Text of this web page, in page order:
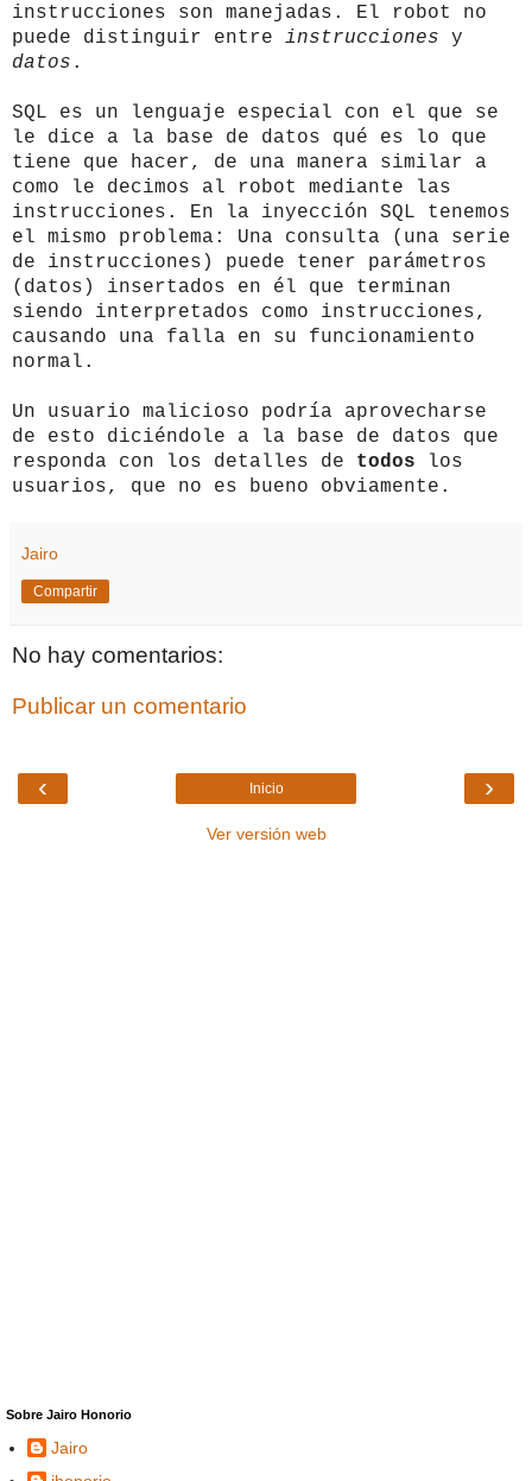
instrucciones son manejadas. El robot no
puede distinguir entre instrucciones y
datos .
SQL es un lenguaje especial con el que se
le dice a la base de datos qué es lo que
tiene que hacer, de una manera similar a
como le decimos al robot mediante las
instrucciones. En la inyección SQL tenemos
el mismo problema: Una consulta (una serie
de instrucciones) puede tener parámetros
(datos) insertados en él que terminan
siendo interpretados como instrucciones,
causando una falla en su funcionamiento
normal.
Un usuario malicioso podría aprovecharse
de esto diciéndole a la base de datos que
responda con los detalles de todos los
usuarios, que no es bueno obviamente.
Jairo
Compartir
No hay comentarios:
Publicar un comentario
‹ ›
Inicio
Ver versión web
Sobre Jairo Honorio
Jairo